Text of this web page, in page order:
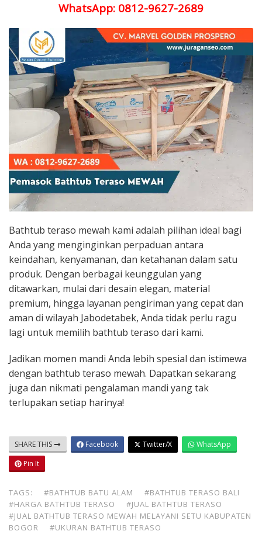
WhatsApp: 0812-9627-2689
Bathtub teraso mewah kami adalah pilihan ideal bagi
Anda yang menginginkan perpaduan antara
keindahan, kenyamanan, dan ketahanan dalam satu
produk. Dengan berbagai keunggulan yang
ditawarkan, mulai dari desain elegan, material
premium, hingga layanan pengiriman yang cepat dan
aman di wilayah Jabodetabek, Anda tidak perlu ragu
lagi untuk memilih bathtub teraso dari kami.
Jadikan momen mandi Anda lebih spesial dan istimewa
dengan bathtub teraso mewah. Dapatkan sekarang
juga dan nikmati pengalaman mandi yang tak
terlupakan setiap harinya!
SHARE THIS Facebook Twitter/X
WhatsApp
Pin It
TAGS: #BATHTUB BATU ALAM
#BATHTUB TERASO BALI
#HARGA BATHTUB TERASO
#JUAL BATHTUB TERASO
#JUAL BATHTUB TERASO MEWAH MELAYANI SETU KABUPATEN
BOGOR
#UKURAN BATHTUB TERASO